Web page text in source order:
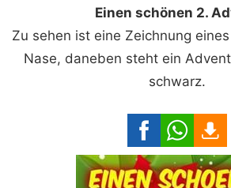
Einen schönen 2.
Zu sehen ist eine Zeichnung
Nase, daneben steht ein
schwarz.